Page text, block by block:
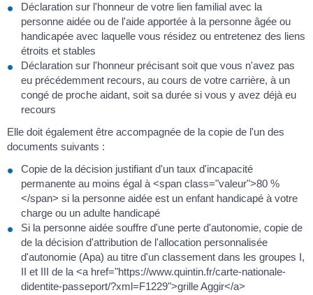
Déclaration sur l'honneur de votre lien familial avec la
personne aidée ou de l'aide apportée à la personne âgée ou
handicapée avec laquelle vous résidez ou entretenez des liens
étroits et stables
Déclaration sur l'honneur précisant soit que vous n'avez pas
eu précédemment recours, au cours de votre carrière, à un
congé de proche aidant, soit sa durée si vous y avez déjà eu
recours
Elle doit également être accompagnée de la copie de l'un des
documents suivants :
Copie de la décision justifiant d'un taux d'incapacité
permanente au moins égal à <span class="valeur">80 %
</span> si la personne aidée est un enfant handicapé à votre
charge ou un adulte handicapé
Si la personne aidée souffre d'une perte d'autonomie, copie de
de la décision d'attribution de l'allocation personnalisée
d'autonomie (Apa) au titre d'un classement dans les groupes I,
II et III de la <a href="https://www.quintin.fr/carte-nationale-
didentite-passeport/?xml=F1229">grille Aggir</a>